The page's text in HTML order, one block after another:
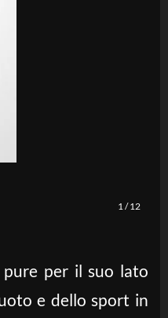
1/12
pure per il suo lato
e dello sport in